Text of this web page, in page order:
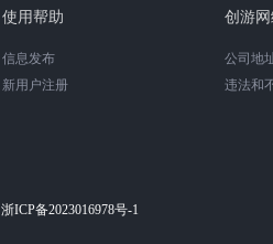
使用帮助
信息发布
新用户注册
创游
公司地
违法和
浙ICP备2023016978号-1